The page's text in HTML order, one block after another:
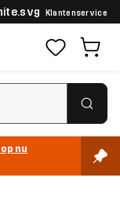
Klantenservice
nu